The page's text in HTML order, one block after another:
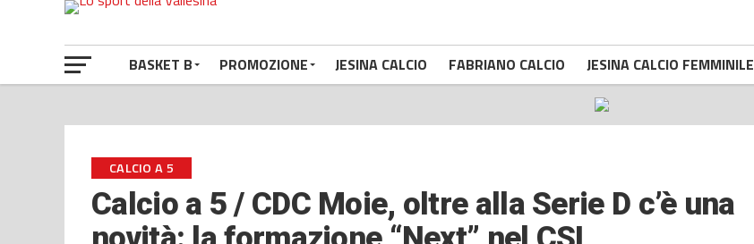
BASKET B PROMOZIONE JESINA CALCIO FABRIANO CALCIO JESINA CALCIO FEMMINILE
CALCIO A 5
Calcio a 5 / CDC Moie, oltre alla Serie D c’è una